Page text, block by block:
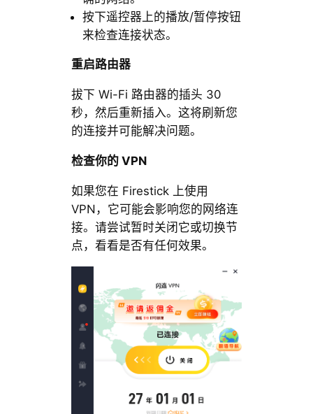
按下遥控器上的播放/暂停按钮
来检查连接状态。
重启路由器
拔下 Wi-Fi 路由器的插头 30
秒，然后重新插入。这将刷新您
的连接并可能解决问题。
检查你的 VPN
如果您在 Firestick 上使用
VPN，它可能会影响您的网络连
接。请尝试暂时关闭它或切换节
点，看看是否有任何效果。